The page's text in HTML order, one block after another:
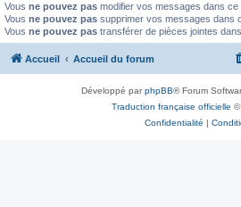
Vous ne pouvez pas modifier vos messages dans ce
Vous ne pouvez pas supprimer vos messages dans
Vous ne pouvez pas transférer de pièces jointes
Accueil Accueil du forum
Développé parphpBB® Forum
Traduction française officielle ©
Confidentialité |